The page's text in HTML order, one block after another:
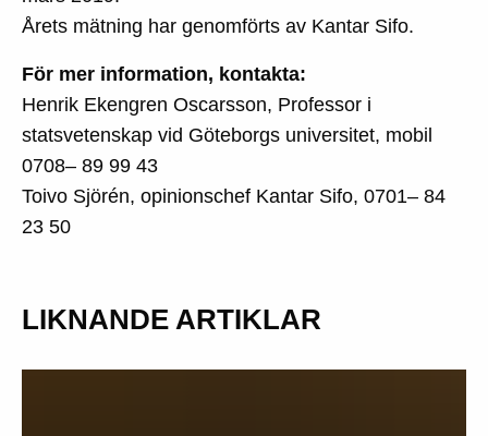
Årets mätning har genomförts av Kantar Sifo.
För mer information, kontakta:
Henrik Ekengren Oscarsson, Professor i
statsvetenskap vid Göteborgs universitet, mobil
0708– 89 99 43
Toivo Sjörén, opinionschef Kantar Sifo, 0701– 84
23 50
LIKNANDE ARTIKLAR